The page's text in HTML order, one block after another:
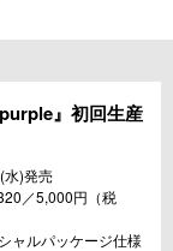
』初回生産
)発売
／5,000円（税
ャルパッケージ仕様